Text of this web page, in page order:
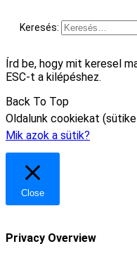
Keresés:
Írd be, hogy mit keresel
ESC-t a kilépéshez.
Back To Top
Oldalunk cookiekat
Mik azok a sütik?
Close
Privacy Overview